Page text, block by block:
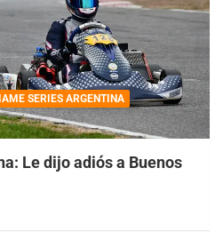
SERIES ARGENTINA
Le dijo adiós a Buenos